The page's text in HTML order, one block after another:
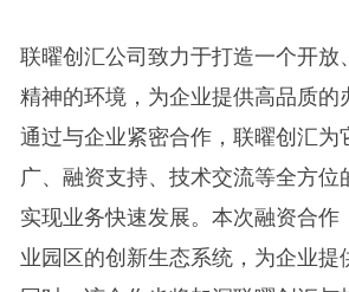
联曜创汇公司致力于打造一个开放
精神的环境，为企业提供高品质的
通过与企业紧密合作，联曜创汇为
广、融资支持、技术交流等全方位
实现业务快速发展。本次融资合作
业园区的创新生态系统，为企业提